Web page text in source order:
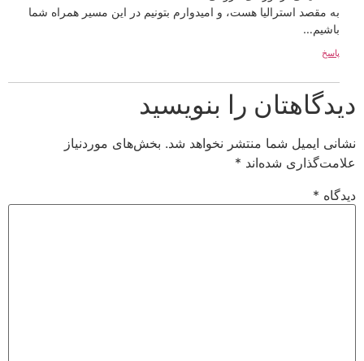
به مقصد استرالیا هست، و امیدوارم بتونیم در این مسیر همراه شما
باشیم…
پاسخ
دیدگاهتان را بنویسید
نشانی ایمیل شما منتشر نخواهد شد. بخش‌های موردنیاز
علامت‌گذاری شده‌اند *
دیدگاه *